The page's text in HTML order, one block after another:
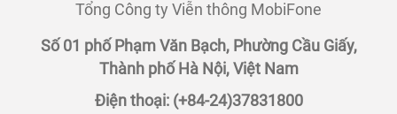
Tổng Công ty Viễn thông MobiFone
Số 01 phố Phạm Văn Bạch, Phường Cầu Giấy,
Thành phố Hà Nội, Việt Nam
Điện thoại: (+84-24)37831800